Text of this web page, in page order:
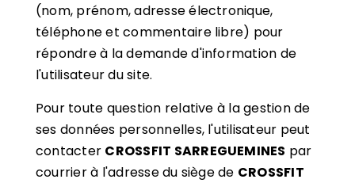
(nom, prénom, adresse électronique,
téléphone et commentaire libre) pour
répondre à la demande d'information de
l'utilisateur du site.
Pour toute question relative à la gestion de
ses données personnelles, l'utilisateur peut
contacter CROSSFIT SARREGUEMINES par
courrier à l'adresse du siège de CROSSFIT